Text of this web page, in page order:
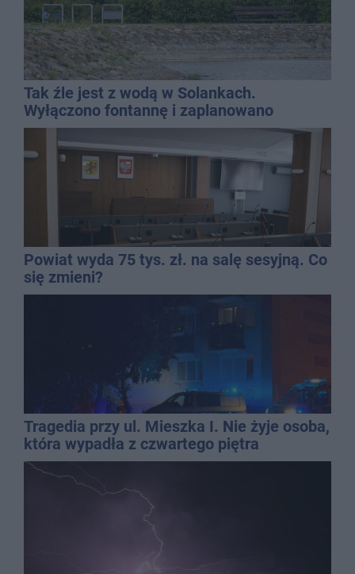
Tak źle jest z wodą w Solankach.
Wyłączono fontannę i zaplanowano
dolewkę
Powiat wyda 75 tys. zł. na salę sesyjną. Co
się zmieni?
Tragedia przy ul. Mieszka I. Nie żyje osoba,
która wypadła z czwartego piętra